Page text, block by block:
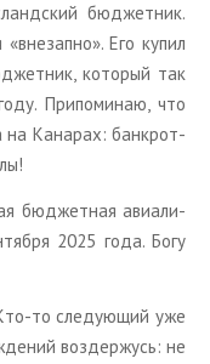
бюд­жет­ник.
Его купил
ко­то­рый так
При­по­ми­наю, что
на Ка­на­рах: банк­рот­
бюд­жет­ная авиа­ли­
2025 года. Богу
то сле­ду­ю­щий уже
воз­дер­жусь: не